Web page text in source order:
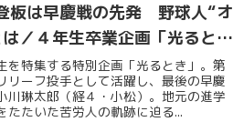
板は早慶戦の先発 野球人“オ
／４年生卒業企画「光ると
を特集する特別企画「光るとき」。第
リーフ投手として活躍し、最後の早慶
川琳太郎（経４・小松）。地元の進学
たいた苦労人の軌跡に迫る...